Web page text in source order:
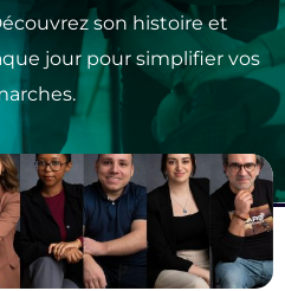
son histoire et
jour pour simplifier vos